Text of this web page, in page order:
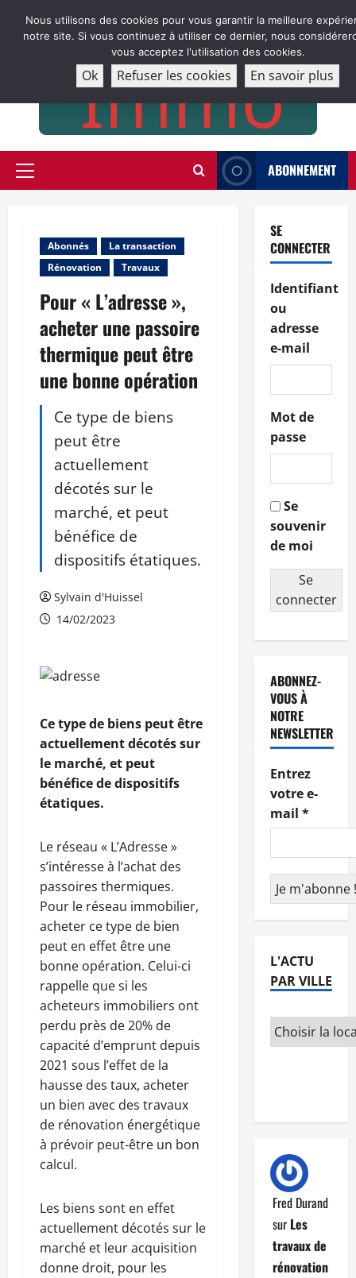
Menu
ABONNEMENT
Abonnés
La transaction
Rénovation
Travaux
Pour « L’adresse »,
acheter une passoire
thermique peut être
une bonne opération
Ce type de biens
peut être
actuellement
décotés sur le
marché, et peut
bénéfice de
dispositifs étatiques.
Sylvain d'Huissel
14/02/2023
Ce type de biens peut être
actuellement décotés sur
le marché, et peut
bénéfice de dispositifs
étatiques.
Le réseau « L’Adresse »
s’intéresse à l’achat des
passoires thermiques.
Pour le réseau immobilier,
acheter ce type de bien
peut en effet être une
bonne opération. Celui-ci
rappelle que si les
acheteurs immobiliers ont
perdu près de 20% de
capacité d’emprunt depuis
2021 sous l’effet de la
hausse des taux, acheter
un bien avec des travaux
de rénovation énergétique
à prévoir peut-être un bon
calcul.
Les biens sont en effet
actuellement décotés sur le
marché et leur acquisition
donne droit, pour les
SE
CONNECTER
Identifiant
ou
adresse
e-mail
Mot de
passe
Se
souvenir
de moi
Se
connecter
ABONNEZ-
VOUS À
NOTRE
NEWSLETTER
Entrez
votre e-
mail *
L'ACTU
PAR VILLE
Fred Durand
sur Les
travaux de
rénovation
Nous utilisons des cookies pour vous garantir la meilleure
notre site. Si vous continuez à utiliser ce dernier, nous
vous acceptez l'utilisation des cookies.
Ok Refuser les cookies En savoir plus